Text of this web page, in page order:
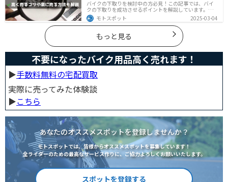
バイクの下取りを検討中の方必見！この記事では、バイ
クの下取りを成功させるポイントを解説しています。実
は、下取りは現金化の手間を省き、乗り換え当日までバ
イクに乗れる一方で、査定額が低くなる場合も多いため
注意が必要です。この記事を読めば、よい条件で下取り
を進めるコツがわかります。
モトスポット 2025-03-04
もっと見る
不要になったバイク用品高く売れます！
▶︎手数料無料の宅配買取
実際に売ってみた体験談
▶︎こちら
あなたのオススメスポットを登録しませんか？
モトスポットでは、皆様からオススメスポットを募集しています！
全ライダーのための最高なサービス作りに、ご協力よろしくお願いいたします。
スポットを登録する